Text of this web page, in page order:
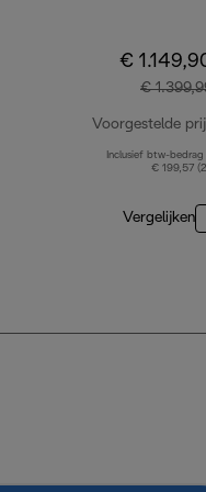
€
€
Voorgestelde
Inclusief btw-bedrag
€ 199,57
Vergelijken